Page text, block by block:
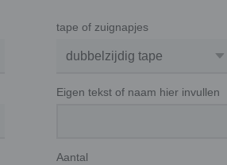
tape of zuignapjes
Eigen tekst of naam hier invullen
Aantal